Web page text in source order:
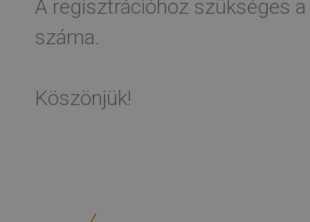
A regisztrációhoz szükséges
száma.
Köszönjük!